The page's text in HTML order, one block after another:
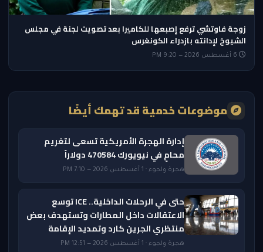
زوجة فاوتشي ترفع إصبعها للكاميرا بعد تصويت لجنة في مجلس
الشيوخ لإدانته بازدراء الكونغرس
موضوعات خدمية قد تهمك أيضًا
إدارة الهجرة الأمريكية تسعى لتغريم
محامٍ في نيويورك 470584 دولاراً
هجرة ولجوء · 1 أغسطس 2026 — 7:10 PM
حتى في الرحلات الداخلية.. ICE توسع
الاعتقالات داخل المطارات وتستهدف بعض
منتظري الجرين كارد وتمديد الإقامة
هجرة ولجوء · 1 أغسطس 2026 — 12:51 PM